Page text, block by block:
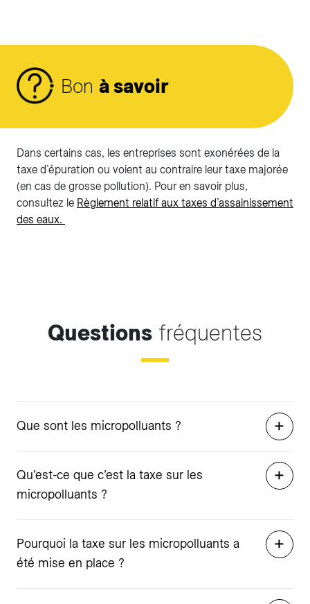
Bon à savoir
Dans certains cas, les entreprises sont exonérées de la
taxe d’épuration ou voient au contraire leur taxe majorée
(en cas de grosse pollution). Pour en savoir plus,
consultez le Règlement relatif aux taxes d’assainissement
des eaux.
Questions fréquentes
Que sont les micropolluants ?
Qu’est-ce que c’est la taxe sur les
micropolluants ?
Pourquoi la taxe sur les micropolluants a
été mise en place ?